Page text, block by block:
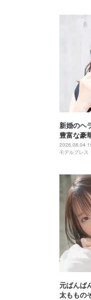
新婚のヘ
豊富な豪
ばっちり
2026.08.04
モデルプレス
元ばんば
太ももの